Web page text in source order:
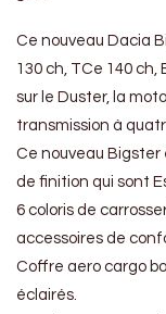
Ce nouveau Dacia
130 ch, TCe 140 ch,
sur le Duster, la
transmission à
Ce nouveau Bigster
de finition qui sont
6 coloris de
accessoires de
Coffre aero cargo
éclairés.